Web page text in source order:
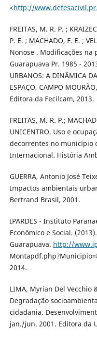
<http://
FREITAS, M. R. P. ;
P. E. ; MACHADO, F. E. ;
Nonose . Modificações na
Guarapuava Pr. 1985 -
URBANOS: A DINÂMICA
ESPAÇO, CAMPO
Editora da Fecilcam, 2013.
FREITAS, M. R. P.;
UNICENTRO. Uso e
decorrentes no município
Internacional. História
GUERRA, Antonio José
Impactos ambientais
Bertrand Brasil, 2001.
IPARDES - Instituto
Econômico e Social.
Guarapuava. http://
2014.
LIMA, Myrian Del Vecchio
Degradação
cidadania.
jan./jun. 2001. Editora da